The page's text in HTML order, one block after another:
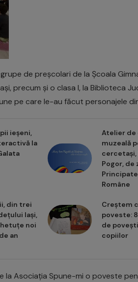
de preșcolari de la Școala
precum și o clasa I, la Biblioteca
pe care le-au făcut personajele
ieșeni,
la
Atelier de
muzeală
cercetași,
Pogor, de
Române
din trei
Iași,
noi
an
Creștem
poveste:
de
copiilor
la Asociația Spune-mi o poveste